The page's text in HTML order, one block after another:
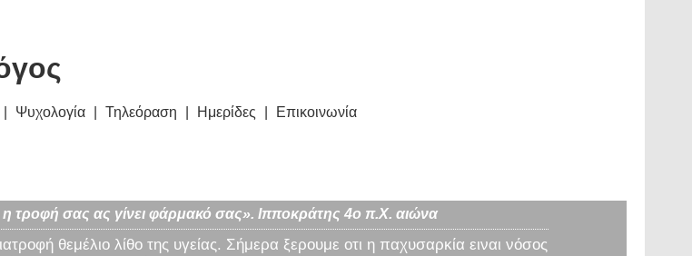
Ψυχολογία Τηλεόραση Ημερίδες Επικοινωνία
τροφή σας ας γίνει φάρμακό σας». Ιπποκράτης 4ο π.Χ. αιώνα
θεμέλιο λίθο της υγείας. Σήμερα ξερουμε οτι η παχυσαρκία ειναι νόσος